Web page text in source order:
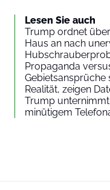
Lesen Sie auch
Trump ordnet
Haus an nach
Propaganda
Gebietsansprüche
Realität, zeigen
Trump
minütigem